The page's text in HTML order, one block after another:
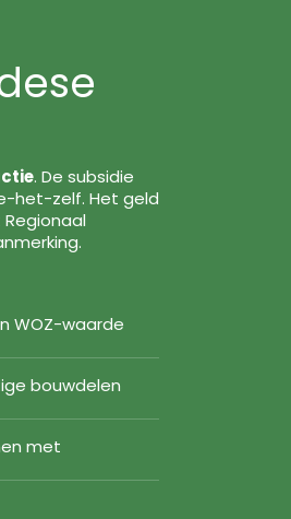
. De subsidie
het-zelf. Het geld
WOZ-waarde
bouwdelen
met